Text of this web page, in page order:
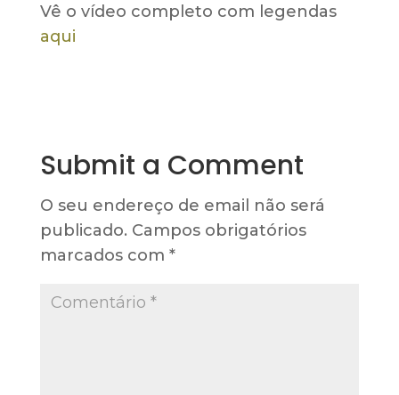
Vê o vídeo completo com legendas
aqui
Submit a Comment
O seu endereço de email não será
publicado. Campos obrigatórios
marcados com *